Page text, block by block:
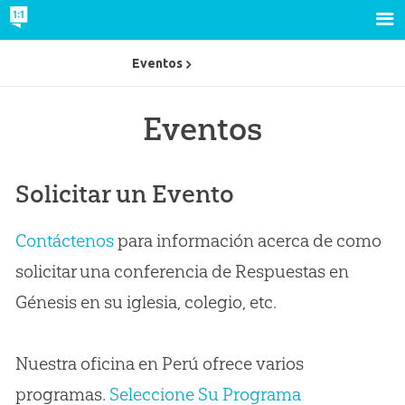
Eventos
Solicitar un Evento
Contáctenospara información acerca de como
solicitar una conferencia de Respuestas en
Génesis en su iglesia, colegio, etc.
Nuestra oficina en Perú ofrece varios
programas. Seleccione Su Programa
Eventos